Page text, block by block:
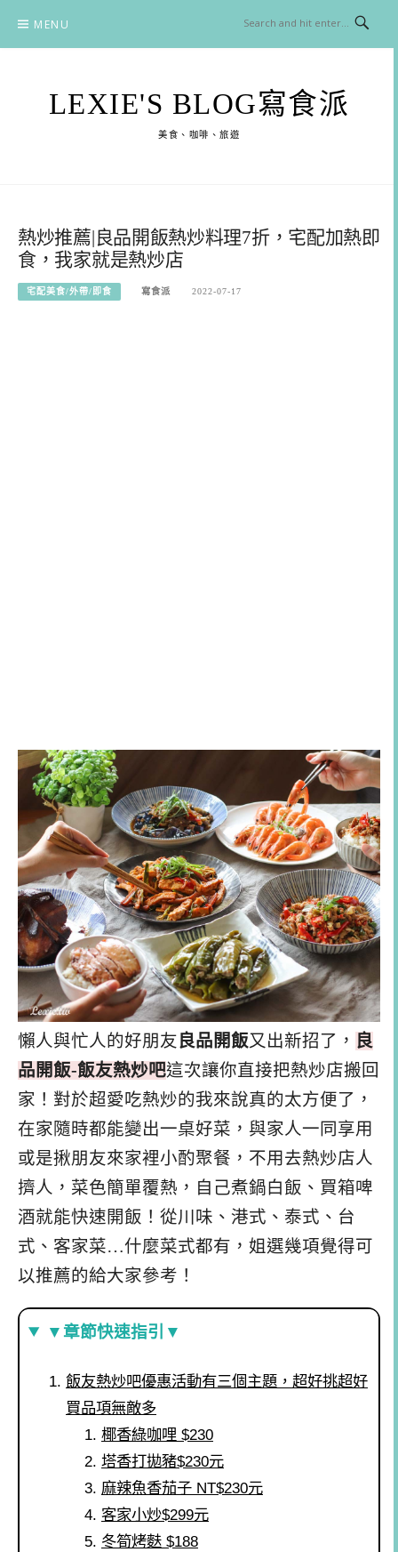
content
MENU
LEXIE'S BLOG寫食派
美食、咖啡、旅遊
熱炒推薦|良品開飯熱炒料理7折，宅配加熱即
食，我家就是熱炒店
宅配美食/外帶/即食 寫食派 2022-07-17
懶人與忙人的好朋友 良品開飯又出新招了，
良
品開飯-飯友熱炒吧這次讓你直接把熱炒店搬回
家！對於超愛吃熱炒的我來說真的太方便了，
在家隨時都能變出一桌好菜，與家人一同享用
或是揪朋友來家裡小酌聚餐，不用去熱炒店人
擠人，菜色簡單覆熱，自己煮鍋白飯、買箱啤
酒就能快速開飯！從川味、港式、泰式、台
式、客家菜…什麼菜式都有，姐選幾項覺得可
以推薦的給大家參考！
▼章節快速指引▼
飯友熱炒吧優惠活動有三個主題，超好挑超好
買品項無敵多
椰香綠咖哩 $230
塔香打拋豬$230元
麻辣魚香茄子 NT$230元
客家小炒$299元
冬筍烤麩 $188